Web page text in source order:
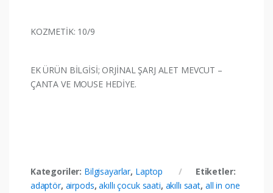
KOZMETİK: 10/9
EK ÜRÜN BİLGİSİ; ORJİNAL ŞARJ ALET MEVCUT –
ÇANTA VE MOUSE HEDİYE.
Kategoriler: Bilgisayarlar, Laptop
Etiketler:
adaptör, airpods,akıllı çocuk saati, akıllı saat, all in one